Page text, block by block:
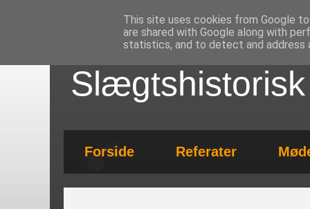
Forside Referater
This site uses cookies from Google
are shared with Google along with
statistics, and to detect and address